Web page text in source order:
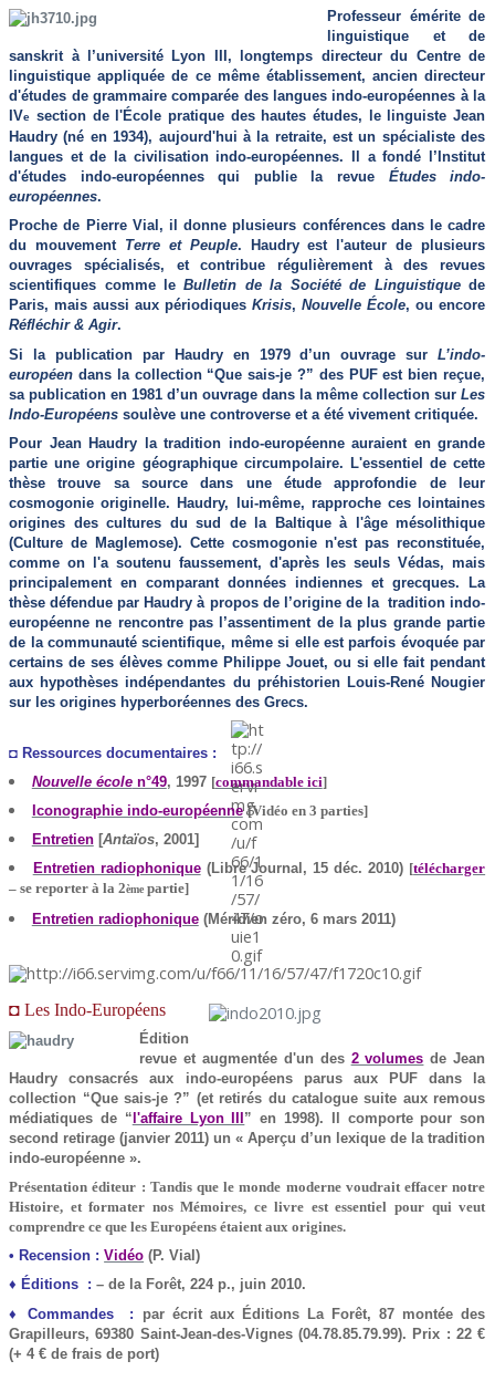
Professeur émérite de
linguistique et de
sanskrit à l’université Lyon III, longtemps directeur du Centre de
linguistique appliquée de ce même établissement, ancien directeur
d'études de grammaire comparée des langues indo-européennes à la
IVe section de l'École pratique des hautes études, le linguiste Jean
Haudry (né en 1934), aujourd'hui à la retraite, est un spécialiste des
langues et de la civilisation indo-européennes. Il a fondé l’Institut
d'études indo-européennes qui publie la revue Études indo-
européennes.
Proche de Pierre Vial, il donne plusieurs conférences dans le cadre
du mouvement Terre et Peuple. Haudry est l'auteur de plusieurs
ouvrages spécialisés, et contribue régulièrement à des revues
scientifiques comme leBulletin de la Société de Linguistiquede
Paris, mais aussi aux périodiquesKrisis,Nouvelle École, ou encore
Réfléchir & Agir.
Si la publication par Haudry en 1979 d’un ouvrage surL’indo-
européen dans la collection “Que sais-je ?” des PUF est bien reçue,
sa publication en 1981 d’un ouvrage dans la même collection surLes
Indo-Européens soulève une controverse et a été vivement critiquée.
Pour Jean Haudry la tradition indo-européenne auraient en grande
partie une origine géographique circumpolaire. L'essentiel de cette
thèse trouve sa source dans une étude approfondie de leur
cosmogonie originelle. Haudry, lui-même, rapproche ces lointaines
origines des cultures du sud de la Baltique à l'âge mésolithique
(Culture de Maglemose). Cette cosmogonie n'est pas reconstituée,
comme on l'a soutenu faussement, d'après les seuls Védas, mais
principalement en comparant données indiennes et grecques. La
thèse défendue par Haudry à propos de l’origine de la tradition indo-
européenne ne rencontre pas l’assentiment de la plus grande partie
de la communauté scientifique, même si elle est parfois évoquée par
certains de ses élèves comme Philippe Jouet, ou si elle fait pendant
aux hypothèses indépendantes du préhistorien Louis-René Nougier
sur les origines hyperboréennes des Grecs.
◘ Ressources documentaires :
Nouvelle écolen°49, 1997 [commandable ici]
Iconographie indo-européenne [Vidéo en 3 parties]
Entretien[Antaïos, 2001]
Entretien radiophonique(Libre Journal, 15 déc. 2010) [télécharger
– se reporter à la 2ème partie]
Entretien radiophonique(Méridien zéro, 6 mars 2011)
◘ Les Indo-Européens
Édition
revue et augmentée d'un des 2 volumes de Jean
Haudry consacrés aux indo-européens parus aux PUF dans la
collection “Que sais-je ?” (et retirés du catalogue suite aux remous
médiatiques de “ l'affaire Lyon III ” en 1998). Il comporte pour son
second retirage (janvier 2011) un « Aperçu d’un lexique de la tradition
indo-européenne ».
Présentation éditeur : Tandis que le monde moderne voudrait effacer notre
Histoire, et formater nos Mémoires, ce livre est essentiel pour qui veut
comprendre ce que les Européens étaient aux origines.
• Recension : Vidéo (P. Vial)
♦ Éditions : – de la Forêt, 224 p., juin 2010.
♦ Commandes : par écrit aux Éditions La Forêt, 87 montée des
Grapilleurs, 69380 Saint-Jean-des-Vignes (04.78.85.79.99). Prix : 22 €
(+ 4 € de frais de port)